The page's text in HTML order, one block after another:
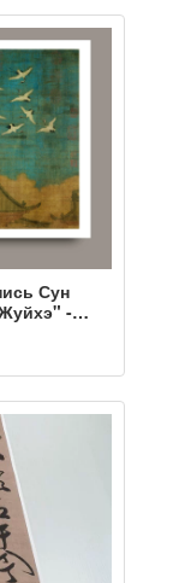
Сун
-
Хуэйцзуна,